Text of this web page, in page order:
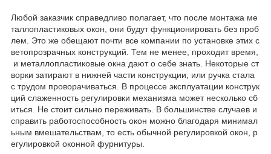
Любой заказчик справедливо полагает, что после монтажа ме
таллопластиковых окон, они будут функционировать без проб
лем. Это же обещают почти все компании по установке этих с
ветопрозрачных конструкций. Тем не менее, проходит время,
и металлопластиковые окна дают о себе знать. Некоторые ст
ворки затирают в нижней части конструкции, или ручка стала
с трудом проворачиваться. В процессе эксплуатации конструк
ций слаженность регулировки механизма может несколько сб
иться. Не стоит сильно переживать. В большинстве случаев и
справить работоспособность окон можно благодаря минимал
ьным вмешательствам, то есть обычной регулировкой окон, р
егулировкой оконной фурнитуры.